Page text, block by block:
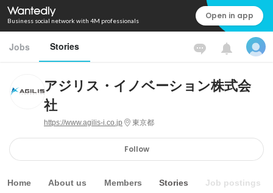
Business social network with 4M professionals Open in app
Jobs Stories
アジリス・イノベーション株式会
社
https://www.agilis-i.co.jp 東京都
Follow
Home About us Members Stories Job postings